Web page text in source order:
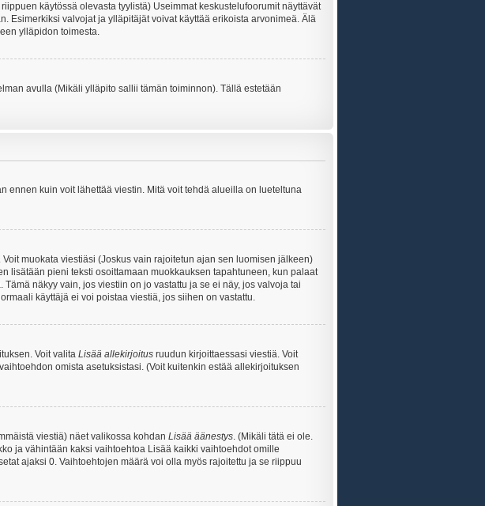
käytössä olevasta tyylistä) Useimmat keskustelufoorumit näyttävät
Esimerkiksi valvojat ja ylläpitäjät voivat käyttää erikoista arvonimeä. Älä
ylläpidon toimesta.
avulla (Mikäli ylläpito sallii tämän toiminnon). Tällä estetään
ennen kuin voit lähettää viestin. Mitä voit tehdä alueilla on lueteltuna
muokata viestiäsi (Joskus vain rajoitetun ajan sen luomisen jälkeen)
lisätään pieni teksti osoittamaan muokkauksen tapahtuneen, kun palaat
näkyy vain, jos viestiin on jo vastattu ja se ei näy, jos valvoja tai
käyttäjä ei voi poistaa viestiä, jos siihen on vastattu.
Voit valita Lisää allekirjoitus ruudun kirjoittaessasi viestiä. Voit
omista asetuksistasi. (Voit kuitenkin estää allekirjoituksen
viestiä) näet valikossa kohdan Lisää äänestys. (Mikäli tätä ei ole.
ja vähintään kaksi vaihtoehtoa Lisää kaikki vaihtoehdot omille
ajaksi 0. Vaihtoehtojen määrä voi olla myös rajoitettu ja se riippuu